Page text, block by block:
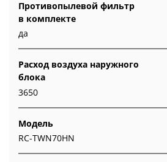
Противопылевой фильтр
в комплекте
да
Расход воздуха наружного
блока
3650
Модель
RC-TWN70HN